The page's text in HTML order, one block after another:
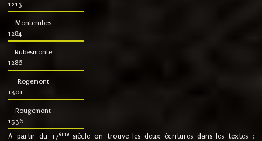
1213
Monterubes
1284
Rubesmonte
1286
Rogemont
1301
Rougemont
1536
A partir du 17ème siècle on trouve les deux écritures dans les textes :